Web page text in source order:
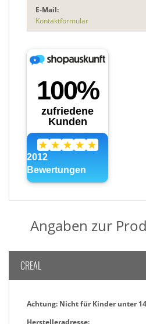
E-Mail:
Kontaktformular
Angaben zur
CREAL
Achtung: Nicht für Kinder unter
Herstelleradresse: